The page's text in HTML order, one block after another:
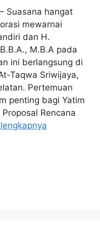
Suasana hangat
mewarnai
dan H.
M.B.A pada
ini berlangsung di
Taqwa Sriwijaya,
Pertemuan
penting bagi Yatim
Rencana